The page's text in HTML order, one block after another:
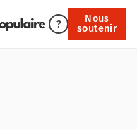
?
Nous
soutenir